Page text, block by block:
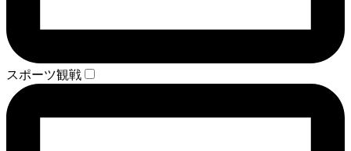
スポーツ観戦